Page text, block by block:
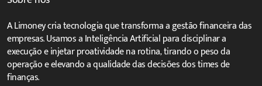
A Limoney cria tecnologia que transforma a gestão financeira das
empresas. Usamos a Inteligência Artificial para disciplinar a
execução e injetar proatividade na rotina, tirando o peso da
operação e elevando a qualidade das decisões dos times de
finanças.